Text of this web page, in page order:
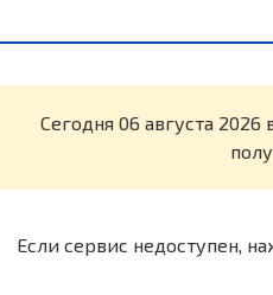
Cегодня 06 августа
Если сервис недоступен,